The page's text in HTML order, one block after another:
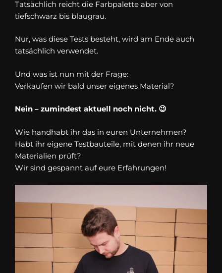
Tatsächlich reicht die Farbpalette aber von
tiefschwarz bis blaugrau.
Nur, was diese Tests besteht, wird am Ende auch
tatsächlich verwendet.
Und was ist nun mit der Frage:
Verkaufen wir bald unser eigenes Material?
Nein – zumindest aktuell noch nicht. 😉
Wie handhabt ihr das in euren Unternehmen?
Habt ihr eigene Testbauteile, mit denen ihr neue
Materialien prüft?
Wir sind gespannt auf eure Erfahrungen!